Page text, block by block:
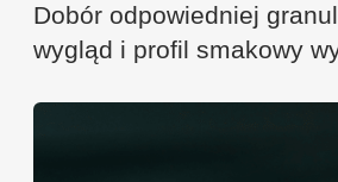
Dobór odpowiedniej
wygląd i profil smakowy